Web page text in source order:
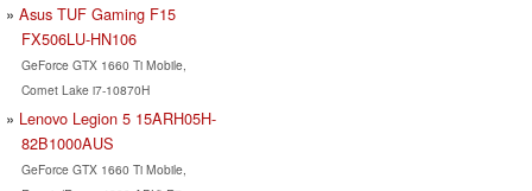
Asus TUF Gaming F15
FX506LU-HN106
GeForce GTX 1660 Ti Mobile,
Comet Lake i7-10870H
Lenovo Legion 5 15ARH05H-
82B1000AUS
GeForce GTX 1660 Ti Mobile,